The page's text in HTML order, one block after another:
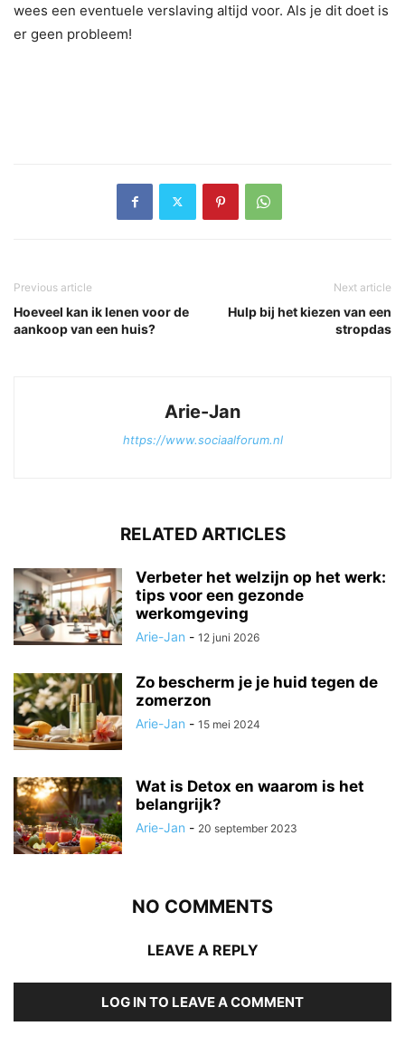
wees een eventuele verslaving altijd voor. Als je dit doet is
er geen probleem!
Previous article
Hoeveel kan ik lenen voor de
aankoop van een huis?
Next article
Hulp bij het kiezen van een
stropdas
Arie-Jan
https://www.sociaalforum.nl
RELATED ARTICLES
Verbeter het welzijn op het werk:
tips voor een gezonde
werkomgeving
Arie-Jan - 12 juni 2026
Zo bescherm je je huid tegen de
zomerzon
Arie-Jan - 15 mei 2024
Wat is Detox en waarom is het
belangrijk?
Arie-Jan - 20 september 2023
NO COMMENTS
LEAVE A REPLY
LOG IN TO LEAVE A COMMENT